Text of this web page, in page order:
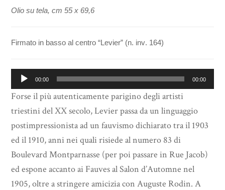
Olio su tela, cm 55 x 69,6
Firmato in basso al centro “Levier” (n. inv. 164)
Audio
Player
00:00 00:00
Forse il più autenticamente parigino degli artisti
triestini del XX secolo, Levier passa da un linguaggio
postimpressionista ad un fauvismo dichiarato tra il 1903
ed il 1910, anni nei quali risiede al numero 83 di
Boulevard Montparnasse (per poi passare in Rue Jacob)
ed espone accanto ai Fauves al Salon d’Automne nel
1905, oltre a stringere amicizia con Auguste Rodin. A